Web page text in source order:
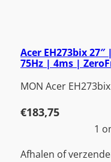
Acer EH273bix 27″
75Hz | 4ms |
MON Acer
€183,75
1
Afhalen of